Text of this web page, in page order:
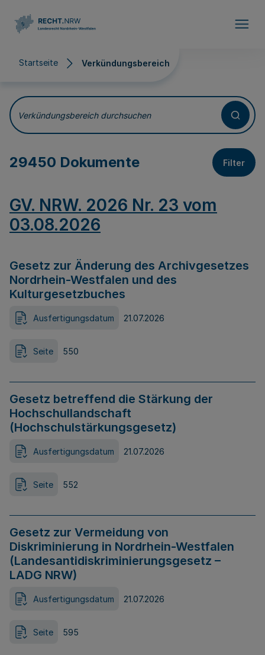
Startseite Verkündungsbereich
Verkündungsbereich
Verkündungsbereich durchsuchen
29450 Dokumente Filter
GV. NRW. 2026 Nr. 23 vom
03.08.2026
Gesetz zur Änderung des Archivgesetzes
Nordrhein-Westfalen und des
Kulturgesetzbuches
Ausfertigungsdatum 21.07.2026
Seite 550
Gesetz betreffend die Stärkung der
Hochschullandschaft
(Hochschulstärkungsgesetz)
Ausfertigungsdatum 21.07.2026
Seite 552
Gesetz zur Vermeidung von
Diskriminierung in Nordrhein-Westfalen
(Landesantidiskriminierungsgesetz –
LADG NRW)
Ausfertigungsdatum 21.07.2026
Seite 595